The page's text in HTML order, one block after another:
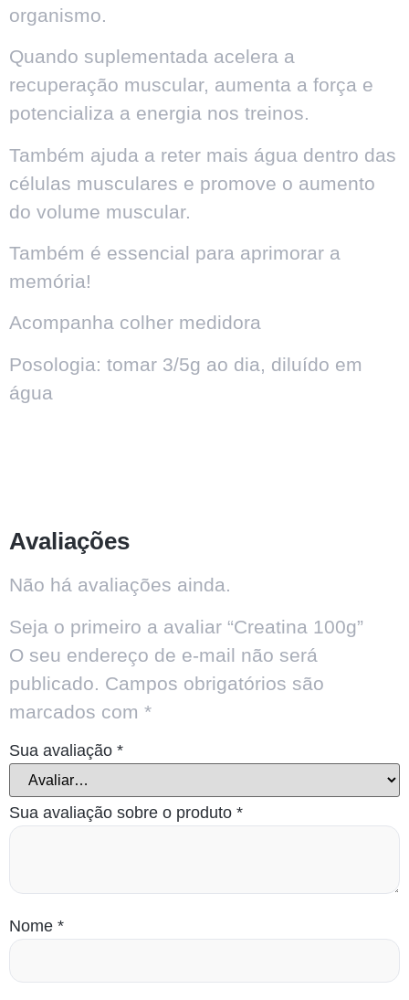
organismo.
Quando suplementada acelera a
recuperação muscular, aumenta a força e
potencializa a energia nos treinos.
Também ajuda a reter mais água dentro das
células musculares e promove o aumento
do volume muscular.
Também é essencial para aprimorar a
memória!
Acompanha colher medidora
Posologia: tomar 3/5g ao dia, diluído em
água
Avaliações
Não há avaliações ainda.
Seja o primeiro a avaliar “Creatina 100g”
O seu endereço de e-mail não será
publicado. Campos obrigatórios são
marcados com *
Sua avaliação *
Sua avaliação sobre o produto *
Nome *